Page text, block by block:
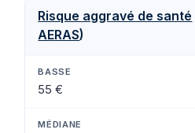
Risque aggravé de santé
AERAS)
55 €